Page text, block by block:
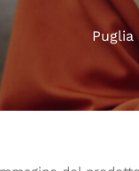
Puglia